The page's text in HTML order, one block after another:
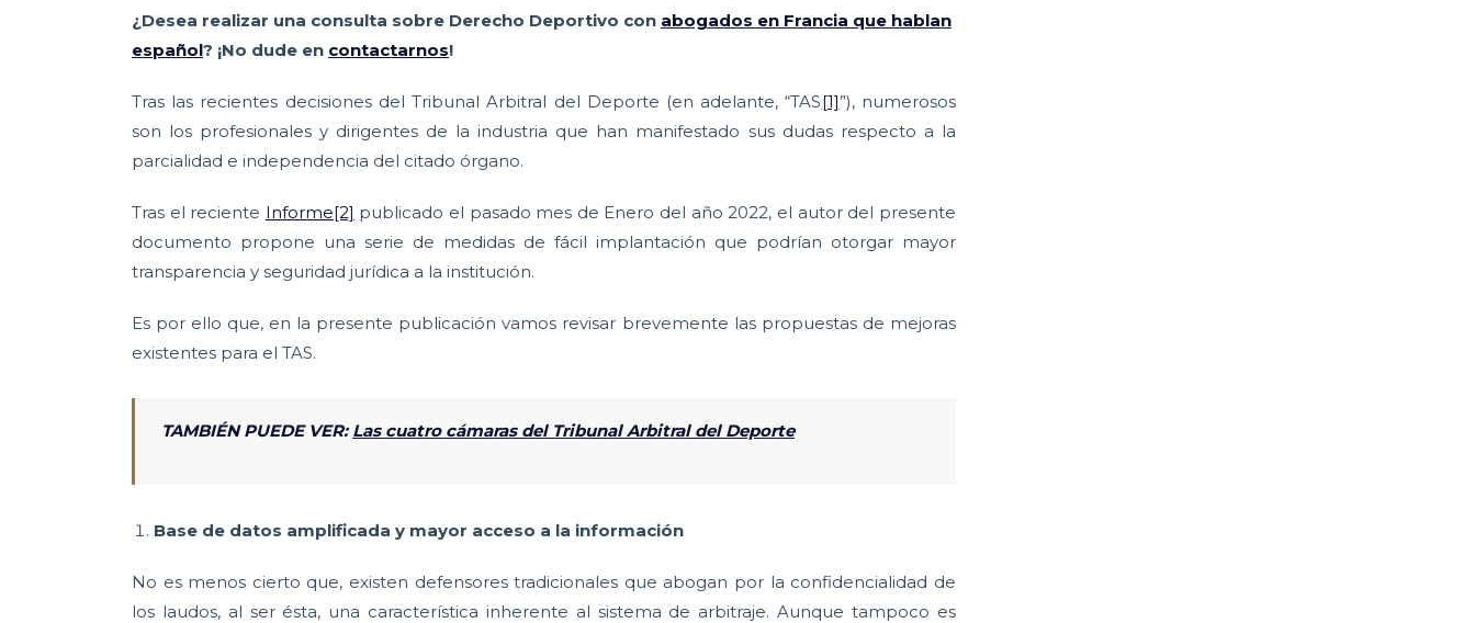
¿Desea realizar una consulta sobre Derecho Deportivo con abogados en Francia que hablan
español? ¡No dude en contactarnos!
Tras las recientes decisiones del Tribunal Arbitral del Deporte (en adelante, “TAS[1]”), numerosos
son los profesionales y dirigentes de la industria que han manifestado sus dudas respecto a la
parcialidad e independencia del citado órgano.
Tras el reciente Informe[2] publicado el pasado mes de Enero del año 2022, el autor del presente
documento propone una serie de medidas de fácil implantación que podrían otorgar mayor
transparencia y seguridad jurídica a la institución.
Es por ello que, en la presente publicación vamos revisar brevemente las propuestas de mejoras
existentes para el TAS.
TAMBIÉN PUEDE VER: Las cuatro cámaras del Tribunal Arbitral del Deporte
Base de datos amplificada y mayor acceso a la información
No es menos cierto que, existen defensores tradicionales que abogan por la confidencialidad de
los laudos, al ser ésta, una característica inherente al sistema de arbitraje. Aunque tampoco es